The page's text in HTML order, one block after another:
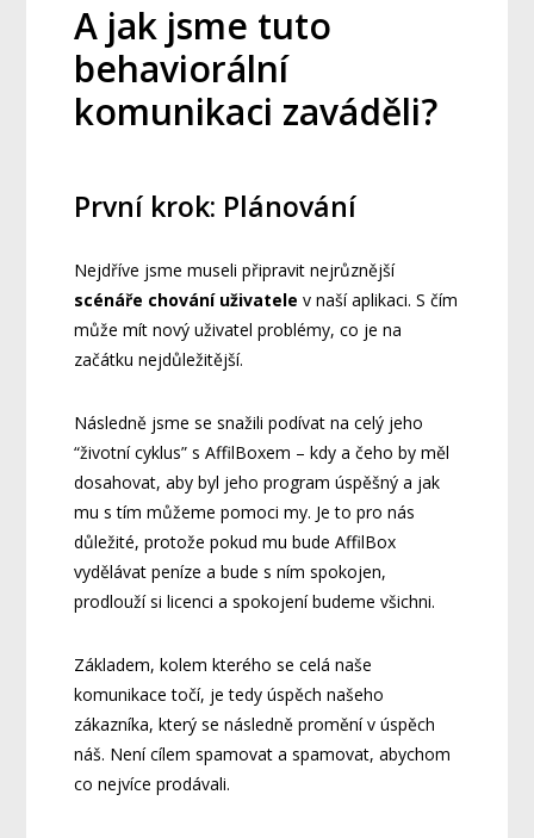
A jak jsme tuto
behaviorální
komunikaci zaváděli?
První krok: Plánování
Nejdříve jsme museli připravit nejrůznější
scénáře chování uživatele v naší aplikaci. S čím
může mít nový uživatel problémy, co je na
začátku nejdůležitější.
Následně jsme se snažili podívat na celý jeho
“životní cyklus” s AffilBoxem – kdy a čeho by měl
dosahovat, aby byl jeho program úspěšný a jak
mu s tím můžeme pomoci my. Je to pro nás
důležité, protože pokud mu bude AffilBox
vydělávat peníze a bude s ním spokojen,
prodlouží si licenci a spokojení budeme všichni.
Základem, kolem kterého se celá naše
komunikace točí, je tedy úspěch našeho
zákazníka, který se následně promění v úspěch
náš. Není cílem spamovat a spamovat, abychom
co nejvíce prodávali.